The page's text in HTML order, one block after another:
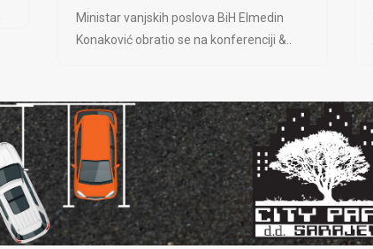
Ministar vanjskih poslova BiH Elmedin
Konaković obratio se na konferenciji &..